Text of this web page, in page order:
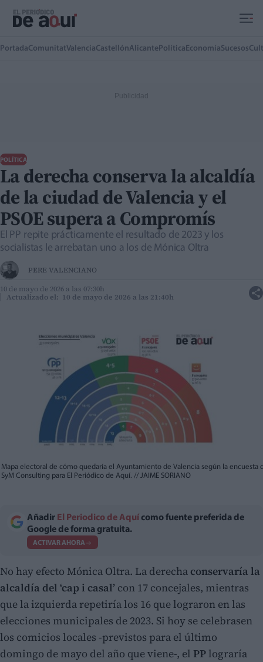
PortadaComunitatValenciaCastellónAlicante Política EconomíaSucesos
POLÍTICA
La derecha conserva la alcaldía
de la ciudad de Valencia y el
PSOE supera a Compromís
El PP repite prácticamente el resultado de 2023 y los
socialistas le arrebatan uno a los de Mónica Oltra
PERE VALENCIANO
10 de mayo de 2026 a las 07:30h
Actualizado el: 10 de mayo de 2026 a las 21:40h
Mapa electoral de cómo quedaría el Ayuntamiento de Valencia según la encuesta
SyM Consulting para El Periódico de Aquí. // JAIME SORIANO
Añadir El Periodico de Aquí como fuente preferida de
Google de forma gratuita.
ACTIVAR AHORA
No hay efecto Mónica Oltra. La derecha conservaría la
alcaldía del ‘cap i casal’ con 17 concejales, mientras
que la izquierda repetiría los 16 que lograron en las
elecciones municipales de 2023. Si hoy se celebrasen
los comicios locales -previstos para el último
domingo de mayo del año que viene-, el PP lograría